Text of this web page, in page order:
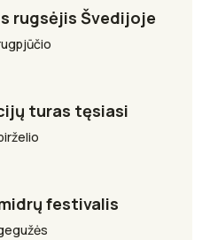
rugsėjis Švedijoje
turas tęsiasi
festivalis